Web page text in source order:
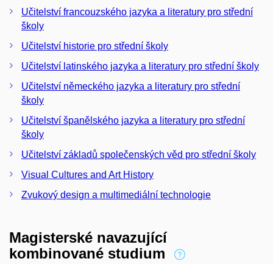
Učitelství francouzského jazyka a literatury pro střední
školy
Učitelství historie pro střední školy
Učitelství latinského jazyka a literatury pro střední školy
Učitelství německého jazyka a literatury pro střední
školy
Učitelství španělského jazyka a literatury pro střední
školy
Učitelství základů společenských věd pro střední školy
Visual Cultures and Art History
Zvukový design a multimediální technologie
Magisterské navazující
kombinované studium